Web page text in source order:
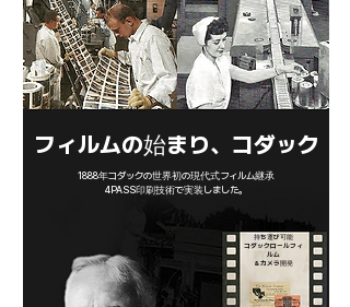
持ち運び可能
コダックロールフィ
ルム
＆カメラ開発
フィルムの始まり、コダック
1888年コダックの世界初の現代式フィルム継承
4PASS印刷技術で実装しました。